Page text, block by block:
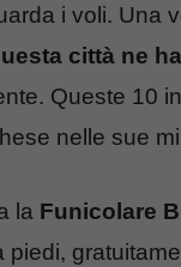
i voli. Una
città ne
Queste 10
nelle sue
la Funicolare
piedi,